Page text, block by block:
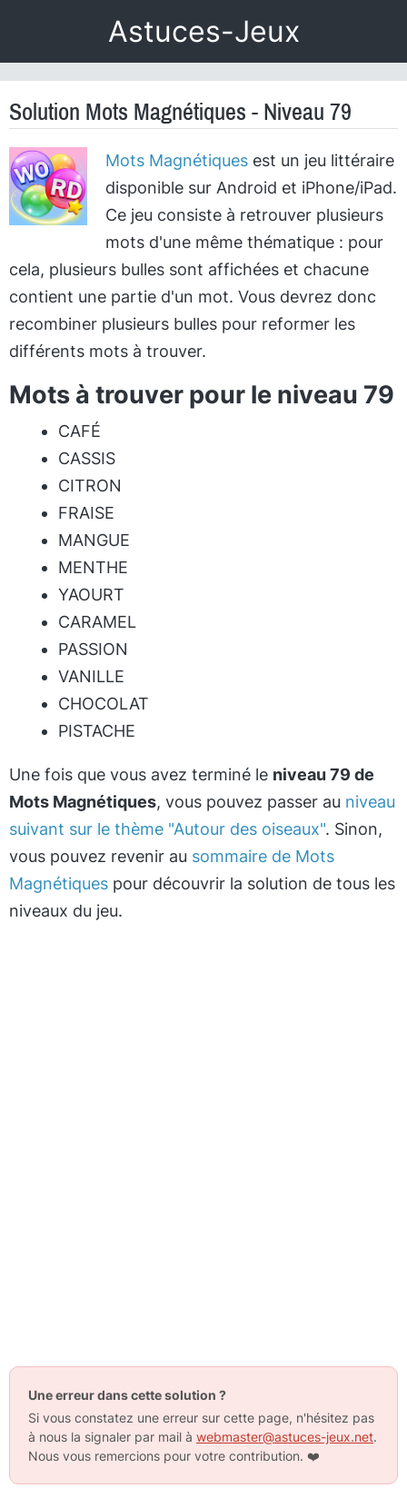
Astuces-Jeux
Solution Mots Magnétiques - Niveau 79
Mots Magnétiquesest un jeu littéraire
disponible sur Android et iPhone/iPad.
Ce jeu consiste à retrouver plusieurs
mots d'une même thématique : pour
cela, plusieurs bulles sont affichées et chacune
contient une partie d'un mot. Vous devrez donc
recombiner plusieurs bulles pour reformer les
différents mots à trouver.
Mots à trouver pour le niveau 79
CAFÉ
CASSIS
CITRON
FRAISE
MANGUE
MENTHE
YAOURT
CARAMEL
PASSION
VANILLE
CHOCOLAT
PISTACHE
Une fois que vous avez terminé le niveau 79 de
Mots Magnétiques, vous pouvez passer au niveau
suivant sur le thème "Autour des oiseaux". Sinon,
vous pouvez revenir au sommaire de Mots
Magnétiques pour découvrir la solution de tous les
niveaux du jeu.
Une erreur dans cette solution ?
Si vous constatez une erreur sur cette page, n'hésitez pas
à nous la signaler par mail à webmaster@astuces-jeux.net.
Nous vous remercions pour votre contribution. ❤️